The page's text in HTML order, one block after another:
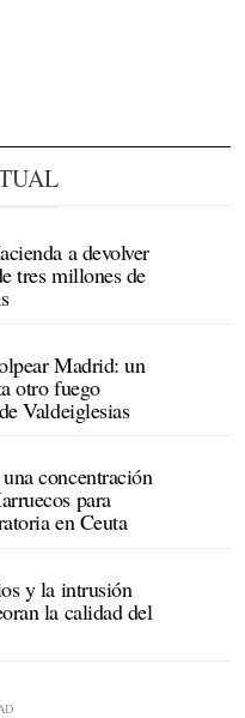
a devolver
tres millones de
Madrid: un
otro fuego
Valdeiglesias
concentración
para
en Ceuta
y la intrusión
la calidad del